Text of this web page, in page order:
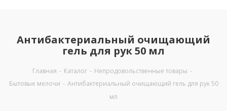
Антибактериальный очищающий
гель для рук 50 мл
Главная - Каталог - Непродовольственные товары -
Бытовые мелочи - Антибактериальный очищающий гель для рук 50
мл